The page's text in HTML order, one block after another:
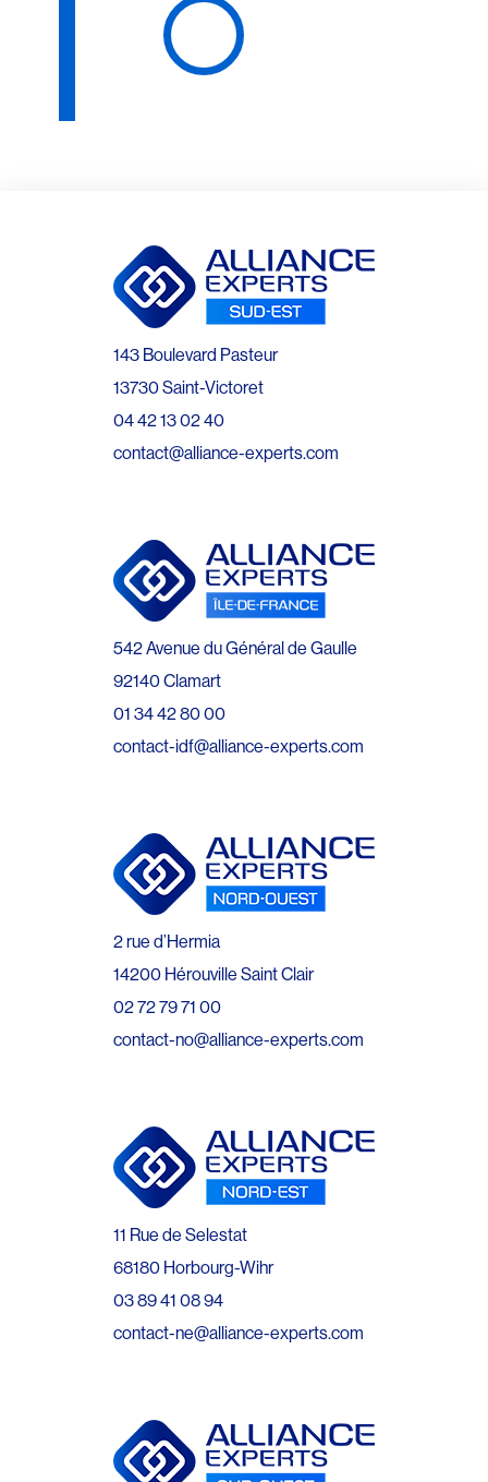
143 Boulevard Pasteur
13730 Saint-Victoret
04 42 13 02 40
contact@alliance-experts.com
542 Avenue du Général de Gaulle
92140 Clamart
01 34 42 80 00
contact-idf@alliance-experts.com
2 rue d’Hermia
14200 Hérouville Saint Clair
02 72 79 71 00
contact-no@alliance-experts.com
11 Rue de Selestat
68180 Horbourg-Wihr
03 89 41 08 94
contact-ne@alliance-experts.com